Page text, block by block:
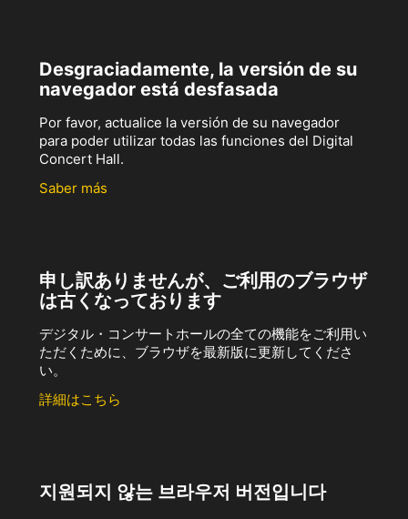
Desgraciadamente, la versión de su
navegador está desfasada
Por favor, actualice la versión de su navegador
para poder utilizar todas las funciones del Digital
Concert Hall.
Saber más
申し訳ありませんが、ご利用のブラウザ
は古くなっております
デジタル・コンサートホールの全ての機能をご利用い
ただくために、ブラウザを最新版に更新してくださ
い。
詳細はこちら
지원되지 않는 브라우저 버전입니다